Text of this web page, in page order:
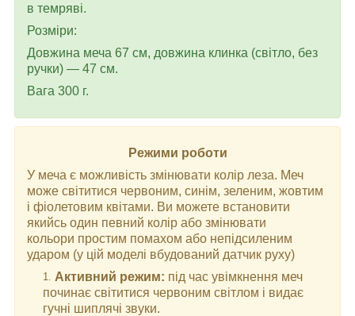
в темряві.
Розміри:
Довжина меча 67 см, довжина клинка (світло, без
ручки) — 47 см.
Вага 300 г.
Режими роботи
У меча є можливість змінювати колір леза. Меч
може світитися червоним, синім, зеленим, жовтим
і фіолетовим квітами. Ви можете встановити
якийсь один певний колір або змінювати
кольори простим помахом або непідсиленим
ударом (у цій моделі вбудований датчик руху)
Активний режим: під час увімкнення меч
починає світитися червоним світлом і видає
гучні шиплячі звуки.